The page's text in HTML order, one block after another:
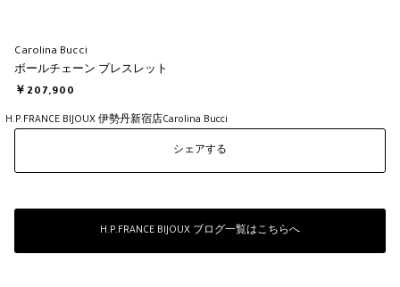
Carolina Bucci
ボールチェーン ブレスレット
￥207,900
H.P.FRANCE BIJOUX 伊勢丹新宿店Carolina Bucci
シェアする
H.P.FRANCE BIJOUX ブログ一覧はこちらへ